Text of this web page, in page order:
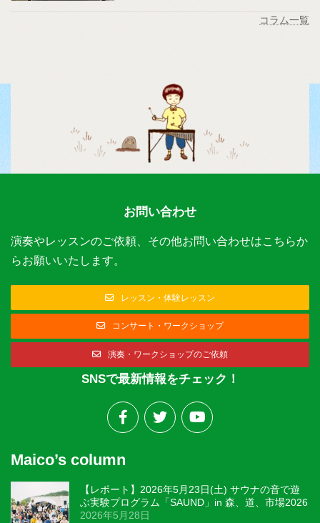
コラム一覧
お問い合わせ
演奏やレッスンのご依頼、その他お問い合わせはこちらか
らお願いいたします。
レッスン・体験レッスン
コンサート・ワークショップ
演奏・ワークショップのご依頼
SNSで最新情報をチェック！
Maico’s column
【レポート】2026年5月23日(土) サウナの音で遊
ぶ実験プログラム「SAUND」in 森、道、市場2026
2026年5月28日